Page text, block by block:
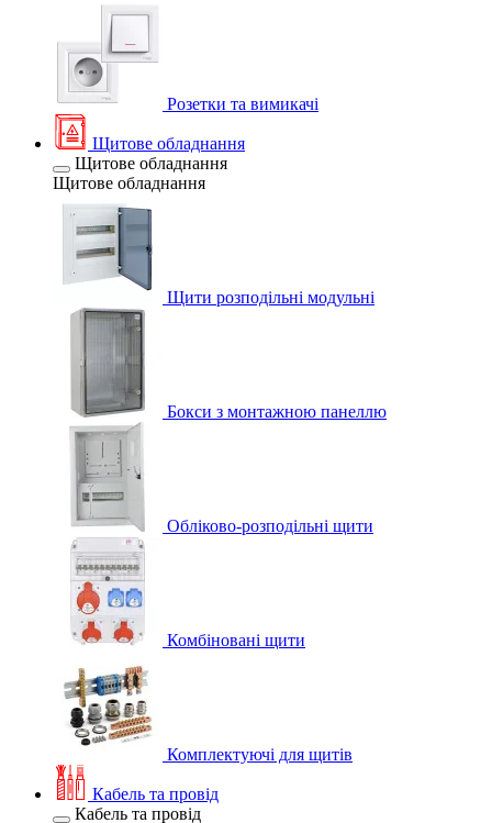
Розетки та вимикачі
Щитове обладнання
Щитове обладнання
Щитове обладнання
Щити розподільні модульні
Бокси з монтажною панеллю
Обліково-розподільні щити
Комбіновані щити
Комплектуючі для щитів
Кабель та провід
Кабель та провід